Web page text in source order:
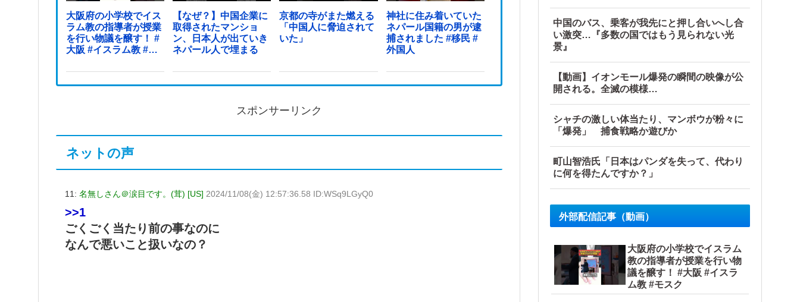
大阪府の小学校でイス
ラム教の指導者が授業
を行い物議を醸す！ #
大阪 #イスラム教 #モ
【なぜ？】中国企業に
取得されたマンショ
ン、日本人が出ていき
ネパール人で埋まる
京都の寺がまた燃える
「中国人に脅迫されて
いた」
神社に住み着いていた
ネパール国籍の男が逮
捕されました #移民 #
外国人
スポンサーリンク
ネットの声
11: 名無しさん＠涙目です。(茸) [US] 2024/11/08(金) 12:57:36.58 ID:WSq9LGyQ0
>>1
ごくごく当たり前の事なのに
なんで悪いこと扱いなの？
中国のバス、乗客が我先にと押し合いへし合
い激突…『多数の国ではもう見られない光
景』
【動画】イオンモール爆発の瞬間の映像が公
開される。全滅の模様…
シャチの激しい体当たり、マンボウが粉々に
「爆発」 捕食戦略か遊びか
町山智浩氏「日本はパンダを失って、代わり
に何を得たんですか？」
外部配信記事（動画）
大阪府の小学校でイスラム
教の指導者が授業を行い物
議を醸す！ #大阪 #イスラ
ム教 #モスク